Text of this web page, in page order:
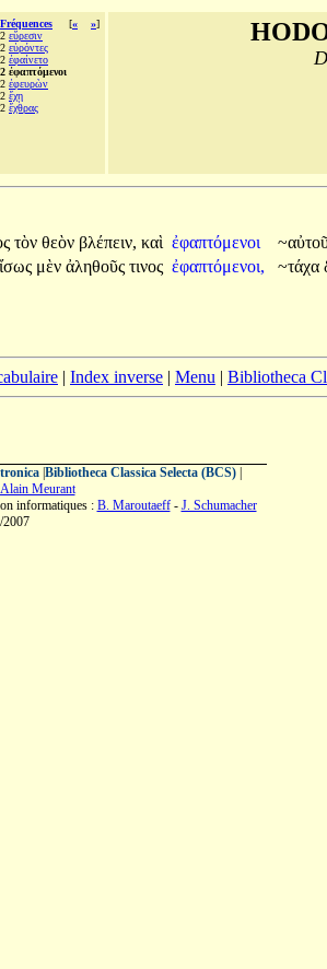
Fréquences [« »]
2 εὕρεσιν
2 εὑρόντες
2 ἐφαίνετο
2 ἐφαπτόμενοι
2 ἐφευρὼν
2 ἔχῃ
2 ἔχθρας
τὸν θεὸν βλέπειν, καὶ ἐφαπτόμενοι
ἴσως μὲν ἀληθοῦς τινος ἐφαπτόμενοι, ~τάχα
| Index inverse | Menu | Bibliotheca
| Bibliotheca Classica Selecta (BCS)|
Alain Meurant
informatiques : B. Maroutaeff- J. Schumacher
2007